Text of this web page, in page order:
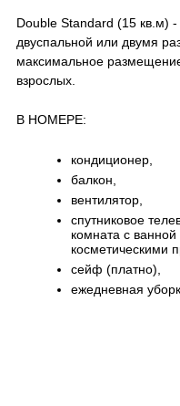
Double Standard (15 кв.м)
двуспальной или двумя
максимальное
взрослых.
В НОМЕРЕ:
кондиционер,
балкон,
вентилятор,
спутниковое
комната с
косметическими
сейф (платно),
ежедневная